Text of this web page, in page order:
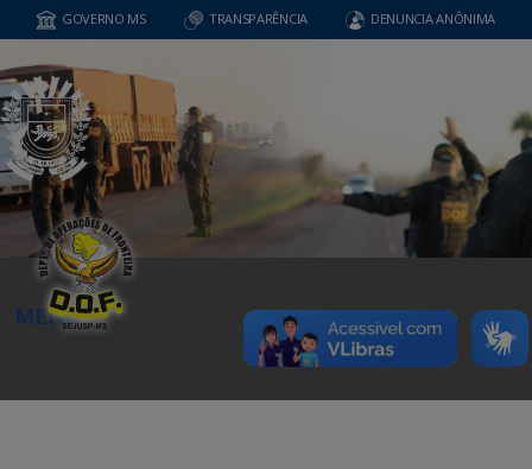
GOVERNO MS TRANSPARÊNCIA DENUNCIA ANÔNIMA
MENU